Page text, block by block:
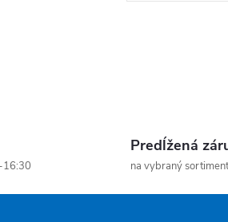
16:30
Predĺžená
na vybraný